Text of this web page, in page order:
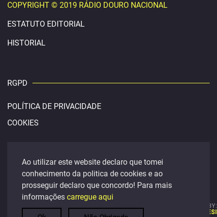
Ao utilizar este website declaro que tomei
conhecimento da politica de cookies e ao
prosseguir declaro que concordo! Para mais
informações carregue aqui
COPYRIGHT © 2019 RÁDIO DOURO NACIONAL
ESTATUTO EDITORIAL
HISTORIAL
RGPD
POLÍTICA DE PRIVACIDADE
COOKIES
douronacional@gmail.com
FACEBOOK
t. 254 400 459
POWERED BY:
LINO SILVA